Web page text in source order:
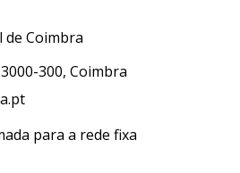
de Coimbra
300, Coimbra
para a rede fixa